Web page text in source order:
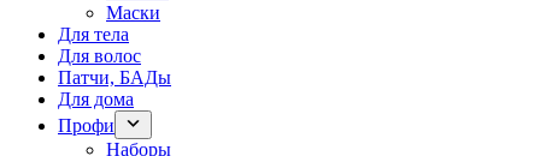
Маски
Для тела
Для волос
Патчи, БАДы
Для дома
Профи
Наборы